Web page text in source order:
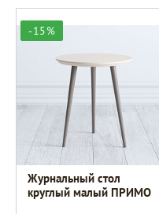
-15%
Журнальный стол
круглый малый ПРИМО